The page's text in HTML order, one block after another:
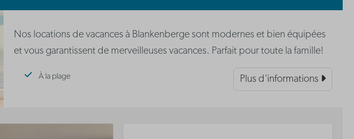
Nos locations de vacances à Blankenberge sont modernes et bien équipées
et vous garantissent de merveilleuses vacances. Parfait pour toute la famille!
À la plage Plus d'informations